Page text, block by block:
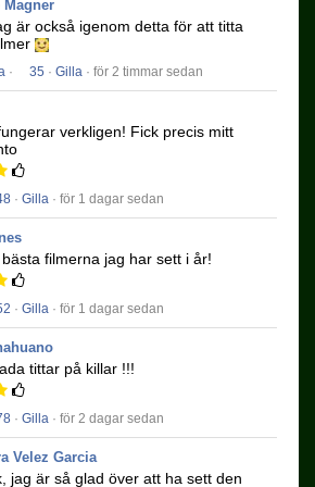
Magner
är också igenom detta för att titta
· 35 · Gilla · för 2 timmar sedan
verkligen! Fick precis mitt
· Gilla · för 1 dagar sedan
filmerna jag har sett i år!
· Gilla · för 1 dagar sedan
tittar på killar !!!
· Gilla · för 2 dagar sedan
Velez Garcia
jag är så glad över att ha sett den